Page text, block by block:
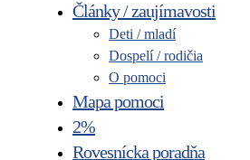
Články / zaujímavosti
Deti / mladí
Dospelí / rodičia
O pomoci
Mapa pomoci
2%
Rovesnícka poradňa